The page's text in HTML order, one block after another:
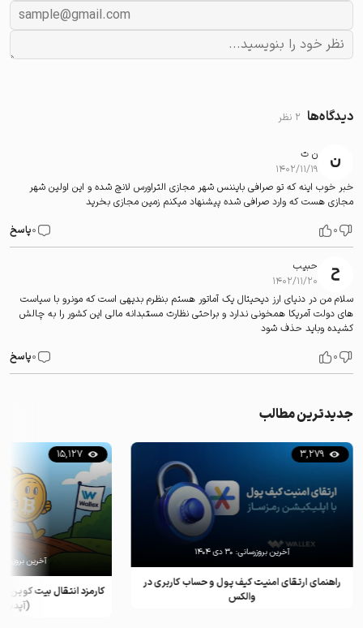
دیدگاه‌ها 2 نظر
ن ت
۱۴۰۲/۱۱/۱۹
خبر خوب اینه که تو صرافی بایننس شهر مجازی التراورس لانچ شده و این اولین شهر
مجازی هست که وارد صرافی شده پیشنهاد میکنم زمین مجازی بخرید
0
0پاسخ
حبیب
۱۴۰۲/۱۱/۲۰
سلام من در دنیای ارز دیحیتال یک آماتور هستم بنظرم بدیهی است که مونرو با سیاست
های دولت آمریکا همخونی ندارد و براحتی نظارت مستبدانه مالی این کشور را به چالش
کشیده وباید حذف شود
0
0پاسخ
جدیدترین مطالب
راهنمای ارتقای امنیت کیف پول و حساب کاربری در
والکس
3,279
آخرین بروزرسانی: ۳۰ دی ۱۴۰۴
کارمزد انتقال بیت کوین
(آپدیت
15,127
آخرین